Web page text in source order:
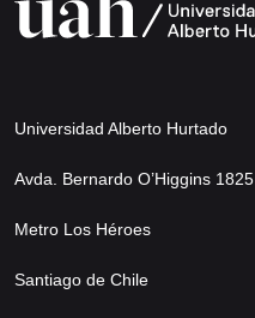
Universidad Alberto Hurtado
Avda. Bernardo O’Higgins 1825
Metro Los Héroes
Santiago de Chile